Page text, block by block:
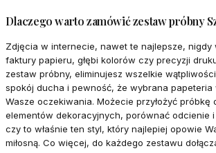
Dlaczego warto zamówić zestaw próbny
Zdjęcia w internecie, nawet te najlepsze, nigdy
faktury papieru, głębi kolorów czy precyzji
zestaw próbny, eliminujesz wszelkie
spokój ducha i pewność, że wybrana papeteria
Wasze oczekiwania. Możecie przyłożyć próbkę
elementów dekoracyjnych, porównać odcienie
czy to właśnie ten styl, który najlepiej opowie
miłosną. Co więcej, do każdego zestawu